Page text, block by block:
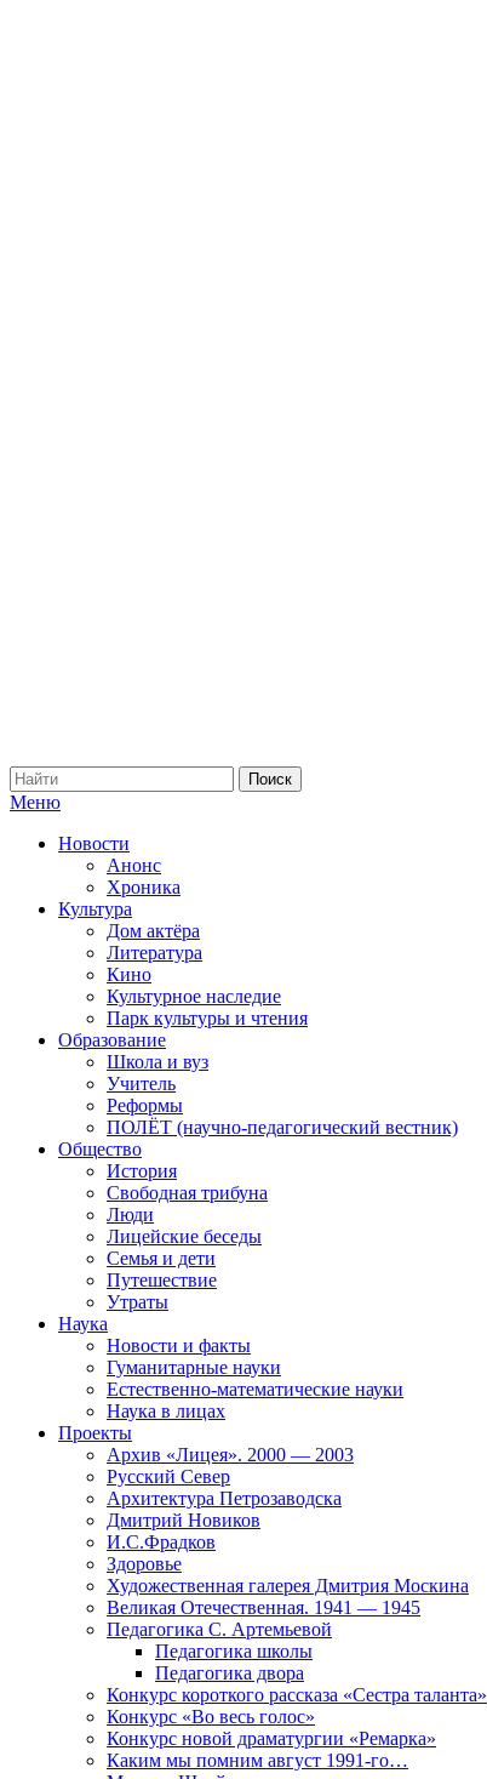
Меню
Новости
Анонс
Хроника
Культура
Дом актёра
Литература
Кино
Культурное наследие
Парк культуры и чтения
Образование
Школа и вуз
Учитель
Реформы
ПОЛЁТ (научно-педагогический вестник)
Общество
История
Свободная трибуна
Люди
Лицейские беседы
Семья и дети
Путешествие
Утраты
Наука
Новости и факты
Гуманитарные науки
Естественно-математические науки
Наука в лицах
Проекты
Архив «Лицея». 2000 — 2003
Русский Север
Архитектура Петрозаводска
Дмитрий Новиков
И.С.Фрадков
Здоровье
Художественная галерея Дмитрия Москина
Великая Отечественная. 1941 — 1945
Педагогика С. Артемьевой
Педагогика школы
Педагогика двора
Конкурс короткого рассказа «Сестра таланта»
Конкурс «Во весь голос»
Конкурс новой драматургии «Ремарка»
Каким мы помним август 1991-го…